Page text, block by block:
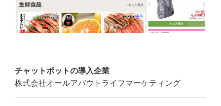
チャットボットの導入企業
株式会社オールアバウトライフマーケティング